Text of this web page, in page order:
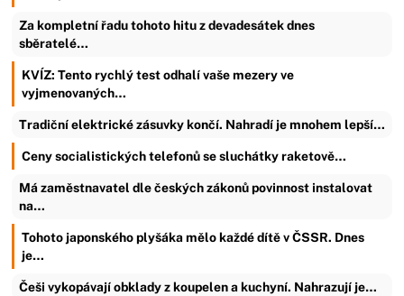
Za kompletní řadu tohoto hitu z devadesátek dnes
sběratelé…
KVÍZ: Tento rychlý test odhalí vaše mezery ve
vyjmenovaných…
Tradiční elektrické zásuvky končí. Nahradí je mnohem lepší…
Ceny socialistických telefonů se sluchátky raketově…
Má zaměstnavatel dle českých zákonů povinnost instalovat
na…
Tohoto japonského plyšáka mělo každé dítě v ČSSR. Dnes
je…
Češi vykopávají obklady z koupelen a kuchyní. Nahrazují je…